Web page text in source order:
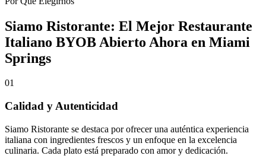
Siamo Ristorante: El Mejor Restaurante
Italiano BYOB Abierto Ahora en Miami
Springs
01
Calidad y Autenticidad
Siamo Ristorante se destaca por ofrecer una auténtica experiencia
italiana con ingredientes frescos y un enfoque en la excelencia
culinaria. Cada plato está preparado con amor y dedicación.